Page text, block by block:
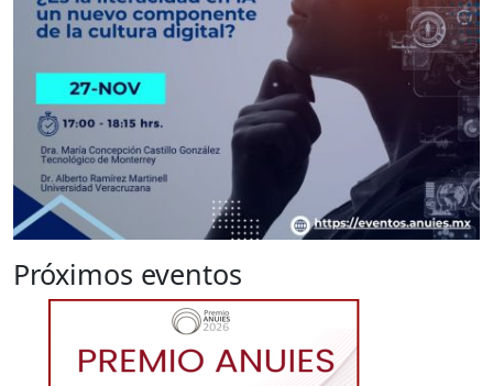
Próximos eventos